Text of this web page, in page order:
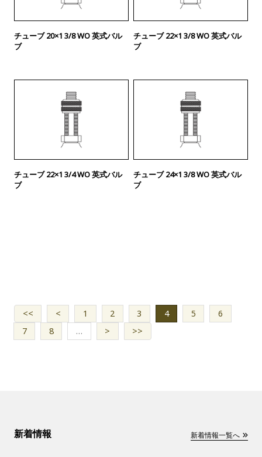
チューブ 20×1 3/8 WO 英式バル
ブ
チューブ 22×1 3/8 WO 英式バル
ブ
チューブ 22×1 3/4 WO 英式バル
ブ
チューブ 24×1 3/8 WO 英式バル
ブ
<< < 1 2 3 4 5
6
7
8 … > >>
新着情報 新着情報一覧へ